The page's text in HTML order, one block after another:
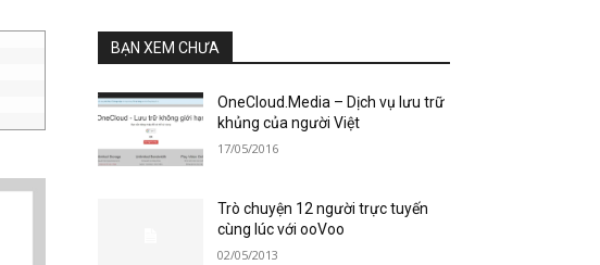
BẠN XEM CHƯA
OneCloud.Media – Dịch vụ lưu trữ
khủng của người Việt
17/05/2016
Trò chuyện 12 người trực tuyến
cùng lúc với ooVoo
02/05/2013